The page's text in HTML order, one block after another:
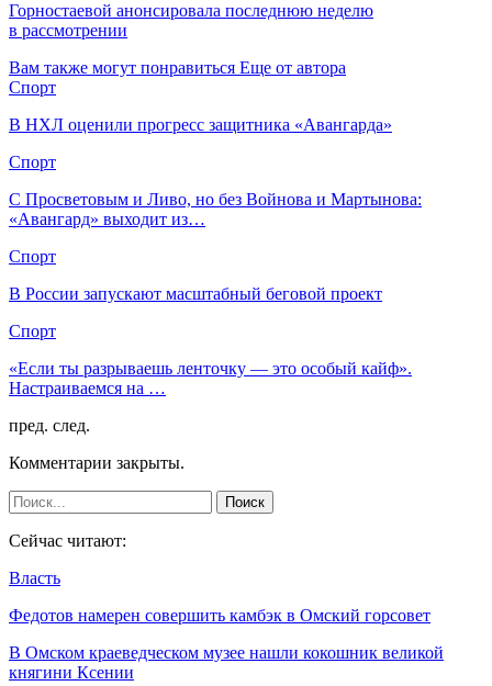
Горностаевой анонсировала последнюю неделю
в рассмотрении
Вам также могут понравиться Еще от автора
Спорт
В НХЛ оценили прогресс защитника «Авангарда»
Спорт
С Просветовым и Ливо, но без Войнова и Мартынова:
«Авангард» выходит из…
Спорт
В России запускают масштабный беговой проект
Спорт
«Если ты разрываешь ленточку — это особый кайф».
Настраиваемся на …
пред. след.
Комментарии закрыты.
Сейчас читают:
Власть
Федотов намерен совершить камбэк в Омский горсовет
В Омском краеведческом музее нашли кокошник великой
княгини Ксении